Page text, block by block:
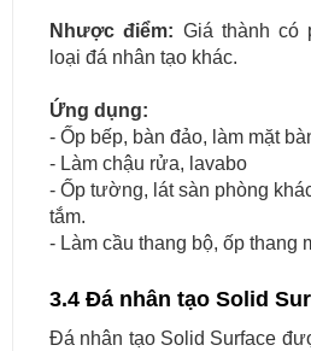
Nhược điểm: Giá thành có
loại đá nhân tạo khác.
Ứng dụng:
- Ốp bếp, bàn đảo, làm mặt
- Làm chậu rửa, lavabo
- Ốp tường, lát sàn phòng
tắm.
- Làm cầu thang bộ, ốp thang
3.4 Đá nhân tạo Solid
Đá nhân tạo Solid Surface